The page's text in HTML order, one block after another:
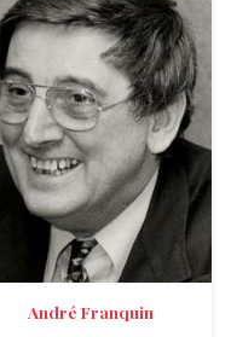
André Franquin